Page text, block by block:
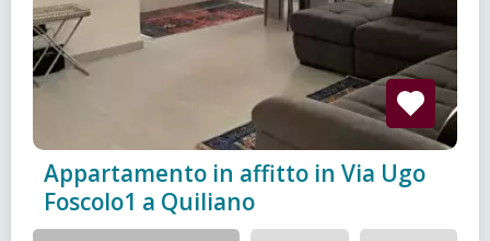
Appartamento in affitto in Via Ugo
Foscolo1 a Quiliano